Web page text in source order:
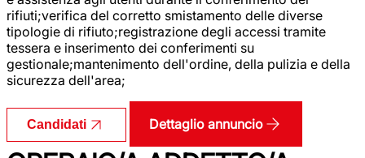
rifiuti;verifica del corretto smistamento delle diverse
tipologie di rifiuto;registrazione degli accessi tramite
tessera e inserimento dei conferimenti su
gestionale;mantenimento dell'ordine, della pulizia e della
sicurezza dell'area;
Candidati Dettaglio annuncio